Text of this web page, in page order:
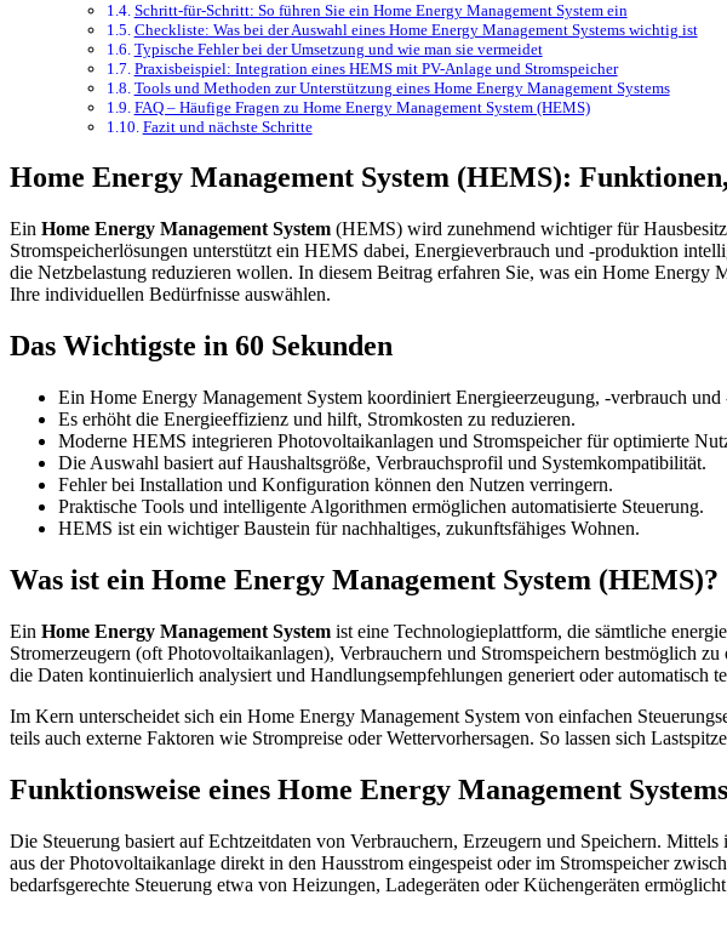
Schritt-für-Schritt: So führen Sie ein Home Energy Management System ein
Checkliste: Was bei der Auswahl eines Home Energy Management Systems wichtig ist
Typische Fehler bei der Umsetzung und wie man sie vermeidet
Praxisbeispiel: Integration eines HEMS mit PV-Anlage und Stromspeicher
Tools und Methoden zur Unterstützung eines Home Energy Management Systems
FAQ – Häufige Fragen zu Home Energy Management System (HEMS)
Fazit und nächste Schritte
Home Energy Management System (HEMS):
Ein Home Energy Management System (HEMS) wird zunehmend wichtiger für
Stromspeicherlösungen unterstützt ein HEMS dabei, Energieverbrauch und -produktion
die Netzbelastung reduzieren wollen. In diesem Beitrag erfahren Sie, was ein Home Energy
Ihre individuellen Bedürfnisse auswählen.
Das Wichtigste in 60 Sekunden
Ein Home Energy Management System koordiniert Energieerzeugung, -verbrauch
Es erhöht die Energieeffizienz und hilft, Stromkosten zu reduzieren.
Moderne HEMS integrieren Photovoltaikanlagen und Stromspeicher für optimierte
Die Auswahl basiert auf Haushaltsgröße, Verbrauchsprofil und Systemkompatibilität.
Fehler bei Installation und Konfiguration können den Nutzen verringern.
Praktische Tools und intelligente Algorithmen ermöglichen automatisierte Steuerung.
HEMS ist ein wichtiger Baustein für nachhaltiges, zukunftsfähiges Wohnen.
Was ist ein Home Energy Management System (HEMS)?
Ein Home Energy Management System ist eine Technologieplattform, die sämtliche
Stromerzeugern (oft Photovoltaikanlagen), Verbrauchern und Stromspeichern bestmöglich
die Daten kontinuierlich analysiert und Handlungsempfehlungen generiert oder automatisch
Im Kern unterscheidet sich ein Home Energy Management System von einfachen
teils auch externe Faktoren wie Strompreise oder Wettervorhersagen. So lassen sich
Funktionsweise eines Home Energy Management Systems
Die Steuerung basiert auf Echtzeitdaten von Verbrauchern, Erzeugern und Speichern.
aus der Photovoltaikanlage direkt in den Hausstrom eingespeist oder im Stromspeicher
bedarfsgerechte Steuerung etwa von Heizungen, Ladegeräten oder Küchengeräten